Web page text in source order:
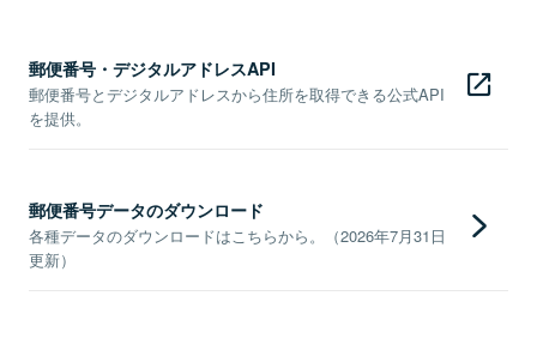
郵便番号・デジタルアドレスAPI
郵便番号とデジタルアドレスから住所を取得できる公式API
を提供。
郵便番号データのダウンロード
各種データのダウンロードはこちらから。（2026年7月31日
更新）